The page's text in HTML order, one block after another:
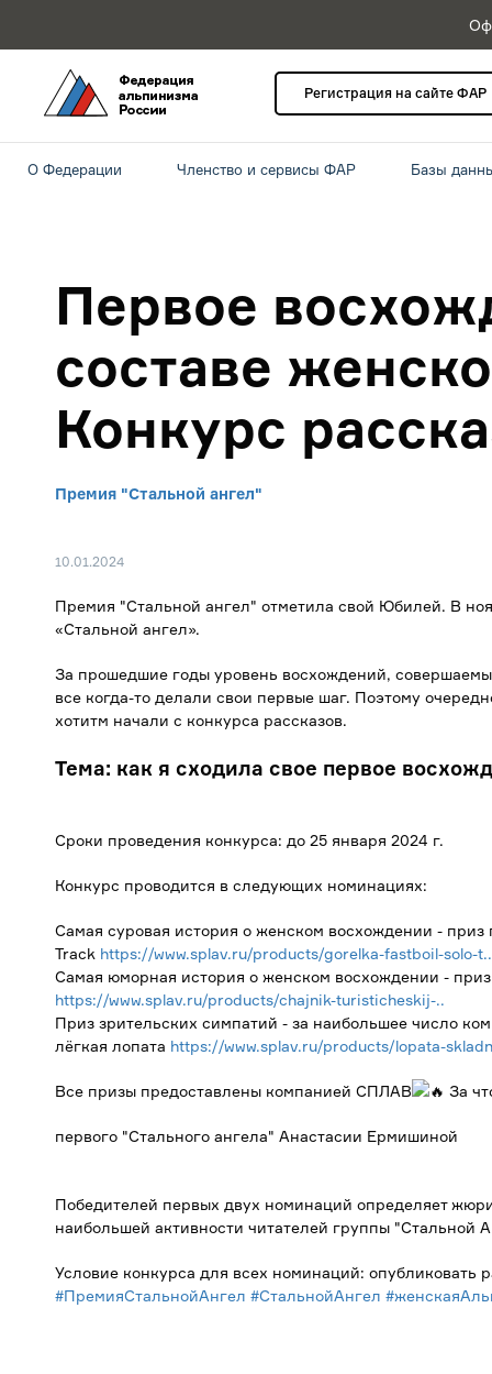
Регистрация на сайте ФАР
О Федерации Членство и сервисы ФАР Базы
Первое
составе
Конкурс
Премия "Стальной ангел"
10.01.2024
Премия "Стальной ангел" отметила свой Юбилей. В
«Стальной ангел».
За прошедшие годы уровень восхождений,
все когда-то делали свои первые шаг. Поэтому
хотитм начали с конкурса рассказов.
Тема: как я сходила свое первое
Сроки проведения конкурса: до 25 января 2024 г.
Конкурс проводится в следующих номинациях:
Самая суровая история о женском восхождении -
Track https://www.splav.ru/products/gorelka-fastboil-solo-t..
Самая юморная история о женском восхождении -
https://www.splav.ru/products/chajnik-turisticheskij-..
Приз зрительских симпатий - за наибольшее число
лёгкая лопата https://www.splav.ru/products/lopata-
Все призы предоставлены компанией СПЛАВ За
первого "Стального ангела" Анастасии Ермишиной
Победителей первых двух номинаций определяет
наибольшей активности читателей группы "Стальной
Условие конкурса для всех номинаций: опубликовать
#ПремияСтальнойАнгел #СтальнойАнгел